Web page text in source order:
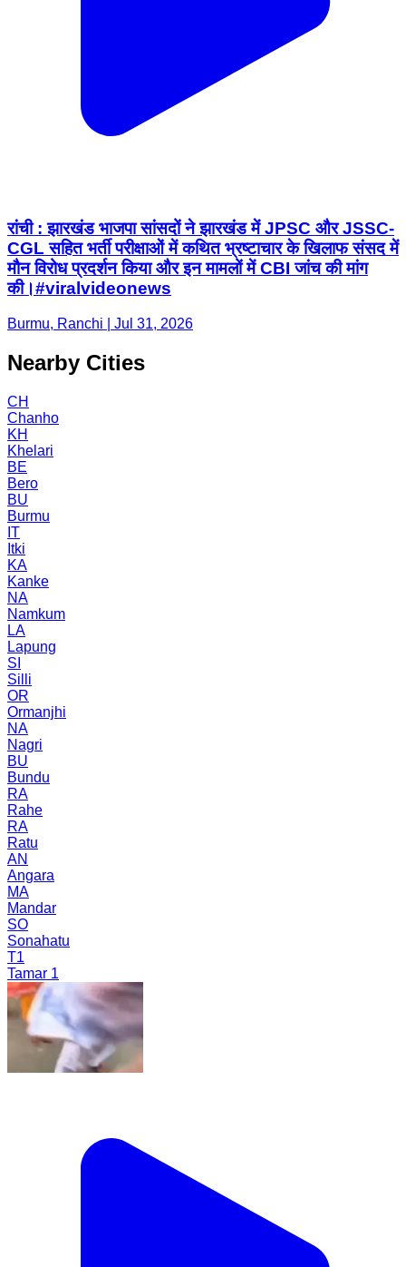
रांची : झारखंड भाजपा सांसदों ने झारखंड में JPSC और JSSC-
CGL सहित भर्ती परीक्षाओं में कथित भ्रष्टाचार के खिलाफ संसद में
मौन विरोध प्रदर्शन किया और इन मामलों में CBI जांच की मांग
की।#viralvideonews
Burmu, Ranchi | Jul 31, 2026
Nearby Cities
CH
Chanho
KH
Khelari
BE
Bero
BU
Burmu
IT
Itki
KA
Kanke
NA
Namkum
LA
Lapung
SI
Silli
OR
Ormanjhi
NA
Nagri
BU
Bundu
RA
Rahe
RA
Ratu
AN
Angara
MA
Mandar
SO
Sonahatu
T1
Tamar 1